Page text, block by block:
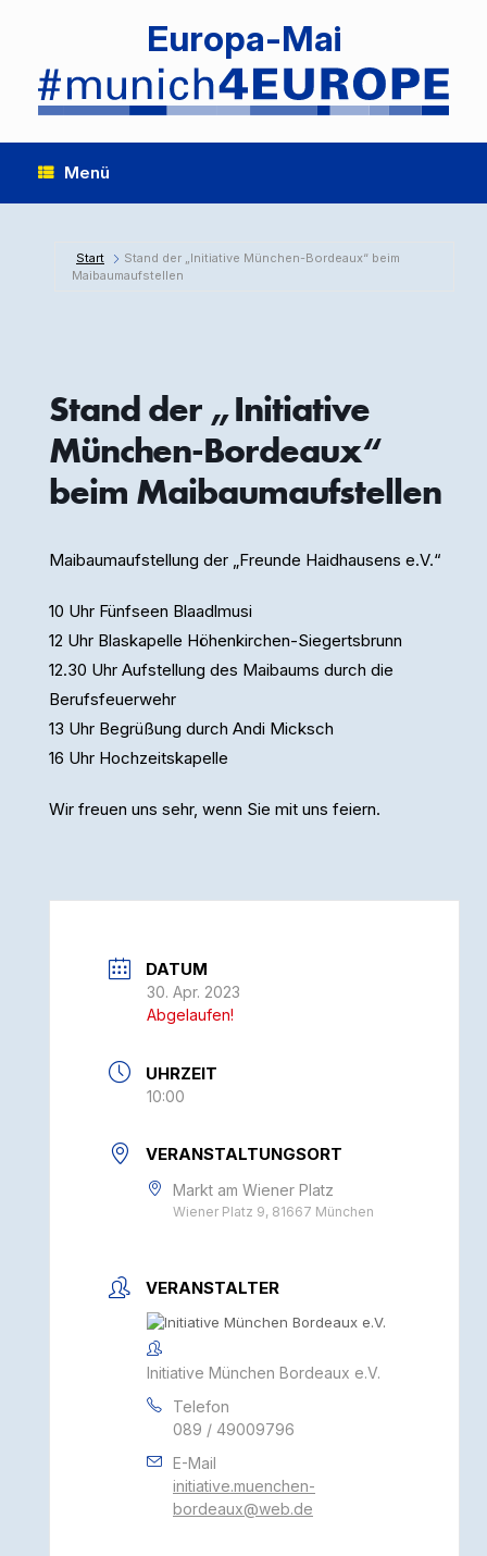
Europa-Mai
Menü
Start
Stand der „Initiative München-Bordeaux“ beim
Maibaumaufstellen
Stand der „Initiative
München-Bordeaux“
beim Maibaumaufstellen
Maibaumaufstellung der „Freunde Haidhausens e.V.“
10 Uhr Fünfseen Blaadlmusi
12 Uhr Blaskapelle Höhenkirchen-Siegertsbrunn
12.30 Uhr Aufstellung des Maibaums durch die
Berufsfeuerwehr
13 Uhr Begrüßung durch Andi Micksch
16 Uhr Hochzeitskapelle
Wir freuen uns sehr, wenn Sie mit uns feiern.
DATUM
30. Apr. 2023
Abgelaufen!
UHRZEIT
10:00
VERANSTALTUNGSORT
Markt am Wiener Platz
Wiener Platz 9, 81667 München
VERANSTALTER
Initiative München Bordeaux e.V.
Telefon
089 / 49009796
E-Mail
initiative.muenchen-
bordeaux@web.de